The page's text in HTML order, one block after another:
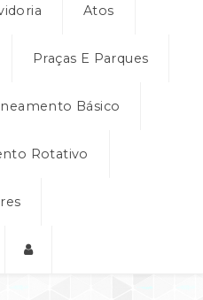
Atos
Praças E Parques
Básico
Rotativo